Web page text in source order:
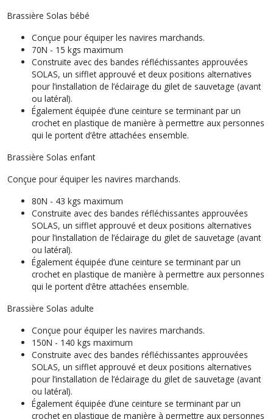
Brassière Solas bébé
Conçue pour équiper les navires marchands.
70N - 15 kgs maximum
Construite avec des bandes réfléchissantes approuvées
SOLAS, un sifflet approuvé et deux positions alternatives
pour l’installation de l’éclairage du gilet de sauvetage (avant
ou latéral).
Également équipée d’une ceinture se terminant par un
crochet en plastique de manière à permettre aux personnes
qui le portent d’être attachées ensemble.
Brassière Solas enfant
Conçue pour équiper les navires marchands.
80N - 43 kgs maximum
Construite avec des bandes réfléchissantes approuvées
SOLAS, un sifflet approuvé et deux positions alternatives
pour l’installation de l’éclairage du gilet de sauvetage (avant
ou latéral).
Également équipée d’une ceinture se terminant par un
crochet en plastique de manière à permettre aux personnes
qui le portent d’être attachées ensemble.
Brassière Solas adulte
Conçue pour équiper les navires marchands.
150N - 140 kgs maximum
Construite avec des bandes réfléchissantes approuvées
SOLAS, un sifflet approuvé et deux positions alternatives
pour l’installation de l’éclairage du gilet de sauvetage (avant
ou latéral).
Également équipée d’une ceinture se terminant par un
crochet en plastique de manière à permettre aux personnes